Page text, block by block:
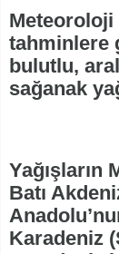
Meteoroloji
tahminlere
bulutlu,
sağanak
Yağışların
Batı
Karadeniz